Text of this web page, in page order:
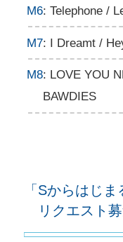
M6: Telephone /
M7: I Dreamt /
M8: LOVE YOU
BAWDIES
「Sからはじ
リクエスト募